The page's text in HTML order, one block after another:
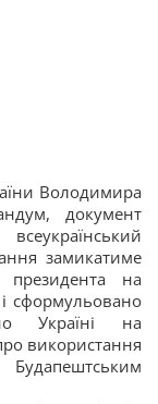
Володимира
документ
замикатиме
президента на
сформульовано
Україні на
використання